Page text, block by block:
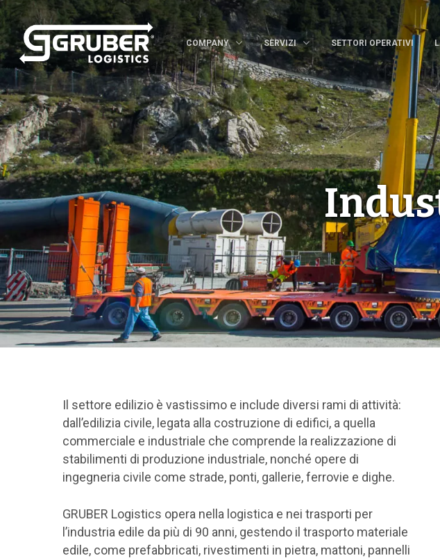
COMPANY SERVIZI SETTORI OPERATIVI
Il settore edilizio è vastissimo e include diversi rami di attività:
dall’edilizia civile, legata alla costruzione di edifici, a quella
commerciale e industriale che comprende la realizzazione di
stabilimenti di produzione industriale, nonché opere di
ingegneria civile come strade, ponti, gallerie, ferrovie e dighe.
GRUBER Logistics opera nella logistica e nei trasporti per
l’industria edile da più di 90 anni, gestendo il trasporto materiale
edile, come prefabbricati, rivestimenti in pietra, mattoni, pannelli